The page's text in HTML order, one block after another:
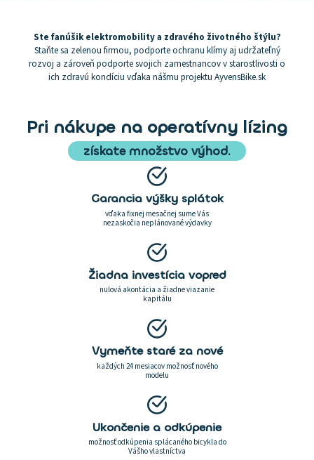
Ste fanúšik elektromobility a zdravého životného štýlu?
Staňte sa zelenou firmou, podporte ochranu klímy aj udržateľný
rozvoj a zároveň podporte svojich zamestnancov v starostlivosti o
ich zdravú kondíciu vďaka nášmu projektu AyvensBike.sk
Pri nákupe na operatívny lízing
získate množstvo výhod.
Garancia výšky splátok
vďaka fixnej mesačnej sume Vás
nezaskočia neplánované výdavky
Žiadna investícia vopred
nulová akontácia a žiadne viazanie
kapitálu
Vymeňte staré za nové
každých 24 mesiacov možnosť nového
modelu
Ukončenie a odkúpenie
možnosť odkúpenia splácaného bicykla do
Vášho vlastníctva